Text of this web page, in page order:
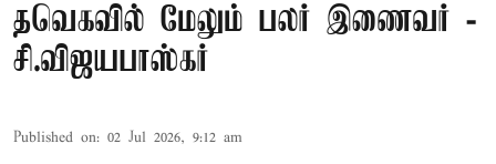
தவெகவில் மேலும் பலர் இணைவர் -
சி.விஜயபாஸ்கர்
Published on: 02 Jul 2026, 9:12 am